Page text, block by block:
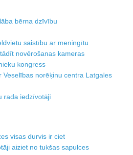
bērna dzīvību
saistību ar meningītu
novērošanas kameras
kongress
Veselības norēķinu centra Latgales
rada iedzīvotāji
visas durvis ir ciet
aiziet no tukšas sapulces